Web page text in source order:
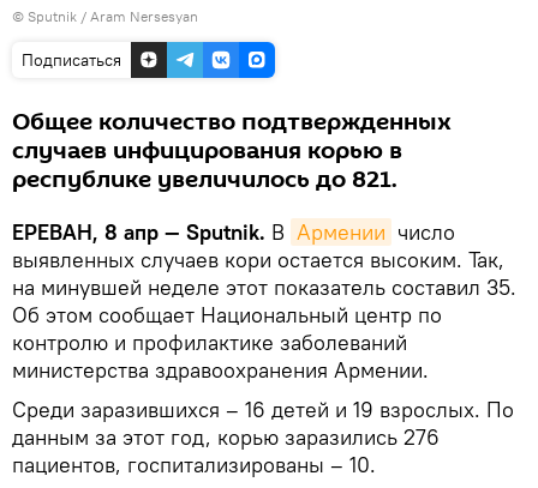
© Sputnik / Aram Nersesyan
Подписаться
Общее количество подтвержденных
случаев инфицирования корью в
республике увеличилось до 821.
ЕРЕВАН, 8 апр — Sputnik. В Армении число
выявленных случаев кори остается высоким. Так,
на минувшей неделе этот показатель составил 35.
Об этом сообщает Национальный центр по
контролю и профилактике заболеваний
министерства здравоохранения Армении.
Среди заразившихся – 16 детей и 19 взрослых. По
данным за этот год, корью заразились 276
пациентов, госпитализированы – 10.